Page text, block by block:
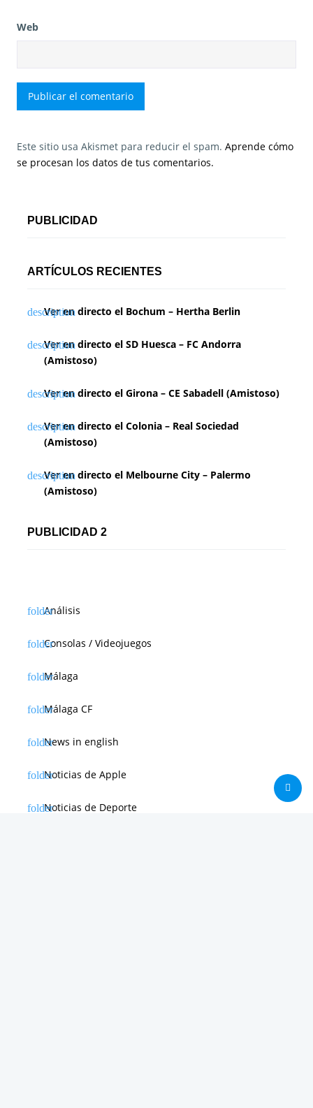
Web
Este sitio usa Akismet para reducir el spam. Aprende cómo
se procesan los datos de tus comentarios.
PUBLICIDAD
ARTÍCULOS RECIENTES
Ver en directo el Bochum – Hertha Berlin
Ver en directo el SD Huesca – FC Andorra
(Amistoso)
Ver en directo el Girona – CE Sabadell (Amistoso)
Ver en directo el Colonia – Real Sociedad
(Amistoso)
Ver en directo el Melbourne City – Palermo
(Amistoso)
PUBLICIDAD 2
Análisis
Consolas / Videojuegos
Málaga
Málaga CF
News in english
Noticias de Apple
Noticias de Deporte